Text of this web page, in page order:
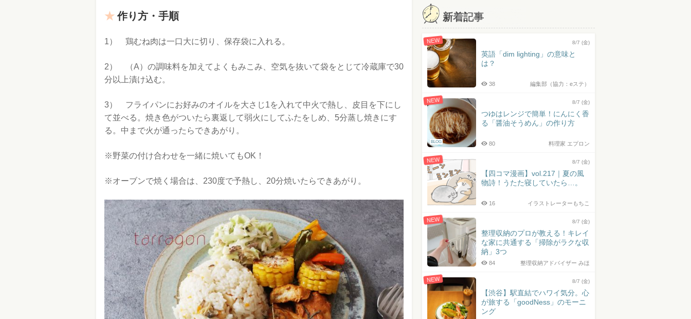
作り方・手順
1） 鶏むね肉は一口大に切り、保存袋に入れる。
2） （A）の調味料を加えてよくもみこみ、空気を抜いて袋をとじて冷蔵庫で30
分以上漬け込む。
3） フライパンにお好みのオイルを大さじ1を入れて中火で熱し、皮目を下にし
て並べる。焼き色がついたら裏返して弱火にしてふたをしめ、5分蒸し焼きにす
る。中まで火が通ったらできあがり。
※野菜の付け合わせを一緒に焼いてもOK！
※オーブンで焼く場合は、230度で予熱し、20分焼いたらできあがり。
新着記事
NEW 8/7 (金)
英語「dim lighting」の意味と
は？
編集部（協力：eステ）
38
NEW
BLOG
8/7 (金)
つゆはレンジで簡単！にんにく香
る「醤油そうめん」の作り方
料理家 エプロン
80
NEW 8/7 (金)
【四コマ漫画】vol.217｜夏の風
物詩！うたた寝していたら…。
イラストレーターもちこ
16
NEW 8/7 (金)
整理収納のプロが教える！キレイ
な家に共通する「掃除がラクな収
納」3つ
整理収納アドバイザー みほ
84
NEW 8/7 (金)
【渋谷】駅直結でハワイ気分。心
が旅する「goodNess」のモーニ
ング